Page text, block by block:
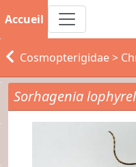
Accueil
Cosmopterigidae>
Sorhagenia